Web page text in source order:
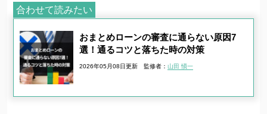
合わせて読みたい
おまとめローンの審査に通らない原因7
選！通るコツと落ちた時の対策
2026年05月08日更新 監修者： 山田 愼一